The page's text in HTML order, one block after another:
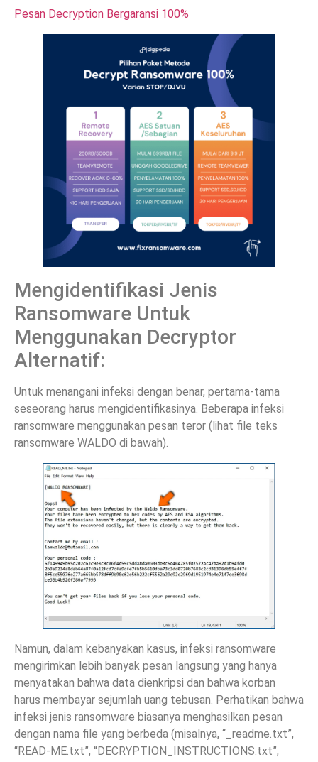
Pesan Decryption Bergaransi 100%
Mengidentifikasi Jenis
Ransomware Untuk
Menggunakan Decryptor
Alternatif:
Untuk menangani infeksi dengan benar, pertama-tama
seseorang harus mengidentifikasinya. Beberapa infeksi
ransomware menggunakan pesan teror (lihat file teks
ransomware WALDO di bawah).
Namun, dalam kebanyakan kasus, infeksi ransomware
mengirimkan lebih banyak pesan langsung yang hanya
menyatakan bahwa data dienkripsi dan bahwa korban
harus membayar sejumlah uang tebusan. Perhatikan bahwa
infeksi jenis ransomware biasanya menghasilkan pesan
dengan nama file yang berbeda (misalnya, “_readme.txt”,
“READ-ME.txt”, “DECRYPTION_INSTRUCTIONS.txt”,